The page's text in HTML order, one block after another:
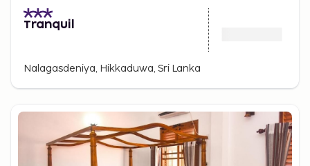
Tranquil
Nalagasdeniya, Hikkaduwa, Sri Lanka